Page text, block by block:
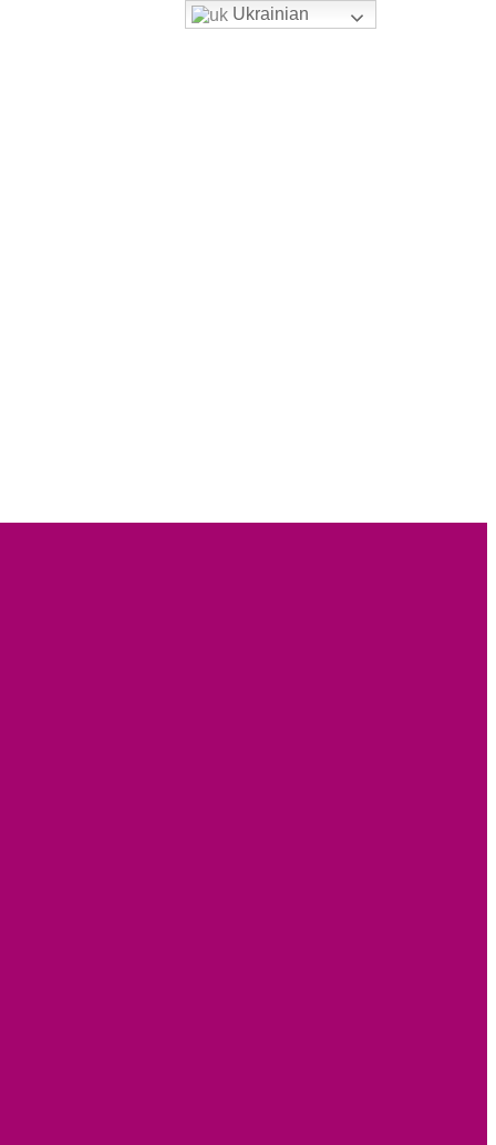
Ukrainian